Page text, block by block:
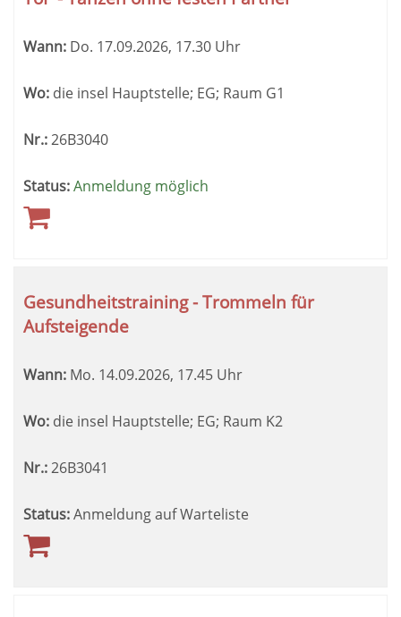
Wann: Do. 17.09.2026, 17.30 Uhr
Wo: die insel Hauptstelle; EG; Raum G1
Nr.:26B3040
Status:Anmeldung möglich
Gesundheitstraining - Trommeln für
Aufsteigende
Wann: Mo. 14.09.2026, 17.45 Uhr
Wo: die insel Hauptstelle; EG; Raum K2
Nr.:26B3041
Status:Anmeldung auf Warteliste